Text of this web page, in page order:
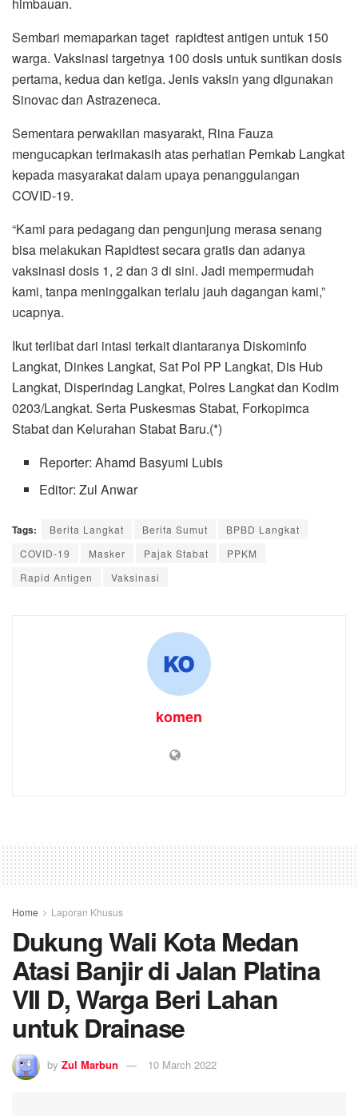
Sembari memaparkan taget rapidtest antigen untuk 150
warga. Vaksinasi targetnya 100 dosis untuk suntikan dosis
pertama, kedua dan ketiga. Jenis vaksin yang digunakan
Sinovac dan Astrazeneca.
Sementara perwakilan masyarakt, Rina Fauza
mengucapkan terimakasih atas perhatian Pemkab Langkat
kepada masyarakat dalam upaya penanggulangan
COVID-19.
“Kami para pedagang dan pengunjung merasa senang
bisa melakukan Rapidtest secara gratis dan adanya
vaksinasi dosis 1, 2 dan 3 di sini. Jadi mempermudah
kami, tanpa meninggalkan terlalu jauh dagangan kami,”
ucapnya.
Ikut terlibat dari intasi terkait diantaranya Diskominfo
Langkat, Dinkes Langkat, Sat Pol PP Langkat, Dis Hub
Langkat, Disperindag Langkat, Polres Langkat dan Kodim
0203/Langkat. Serta Puskesmas Stabat, Forkopimca
Stabat dan Kelurahan Stabat Baru.(*)
Reporter: Ahamd Basyumi Lubis
Editor: Zul Anwar
Tags: Berita Langkat Berita Sumut
BPBD Langkat
COVID-19
Masker Pajak Stabat
PPKM
Rapid Antigen
Vaksinasi
komen
Home Laporan Khusus
Dukung Wali Kota Medan
Atasi Banjir di Jalan Platina
VII D, Warga Beri Lahan
untuk Drainase
by Zul Marbun 10 March 2022